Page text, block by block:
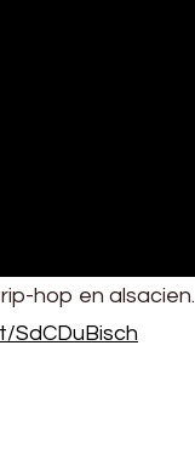
hop en alsacien.
SdCDuBisch